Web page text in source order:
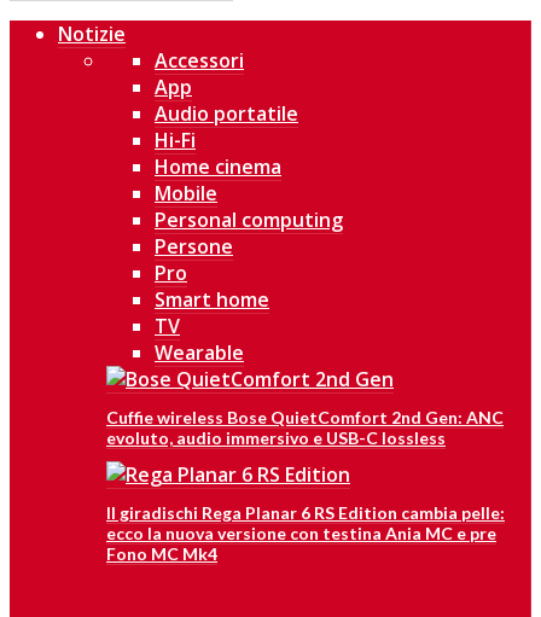
Notizie
Accessori
App
Audio portatile
Hi-Fi
Home cinema
Mobile
Personal computing
Persone
Pro
Smart home
TV
Wearable
Cuffie wireless Bose QuietComfort 2nd Gen: ANC
evoluto, audio immersivo e USB-C lossless
Il giradischi Rega Planar 6 RS Edition cambia pelle:
ecco la nuova versione con testina Ania MC e pre
Fono MC Mk4